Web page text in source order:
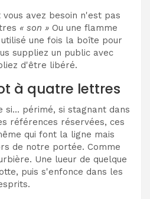
avez besoin n'est pas
« son » Ou une flamme
une fois la boîte pour
suppliez un public avec
d'être libéré.
à quatre lettres
si… périmé, si stagnant dans
références réservées, ces
qui font la ligne mais
de notre portée. Comme
Une lueur de quelque
puis s'enfonce dans les